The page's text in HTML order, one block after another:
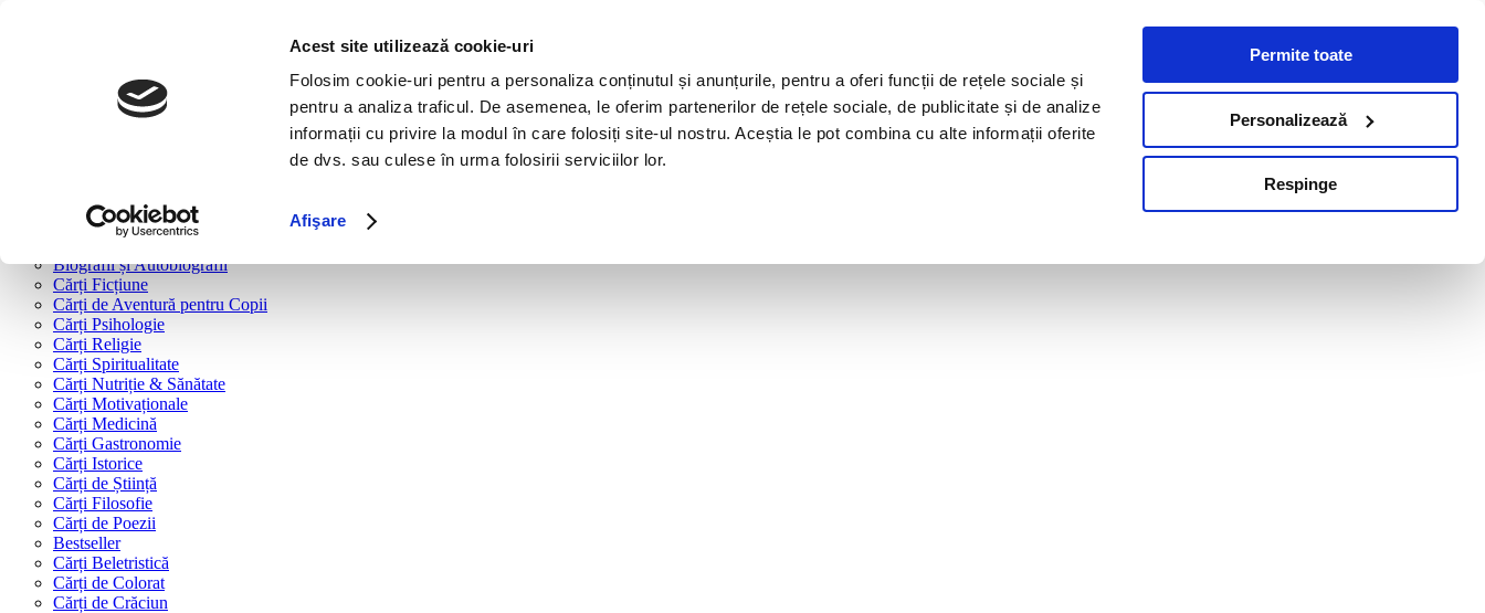
Acest site utilizează cookie-uri
Folosim cookie-uri pentru a personaliza conținutul și anunțurile, pentru a oferi funcții de rețele sociale și
pentru a analiza traficul. De asemenea, le oferim partenerilor de rețele sociale, de publicitate și de analize
informații cu privire la modul în care folosiți site-ul nostru. Aceștia le pot combina cu alte informații oferite
de dvs. sau culese în urma folosirii serviciilor lor.
Afişare
Permite toate
Personalizează
Respinge
Cărți după tipologie
Cărți Dezvoltare Personală
Cărți Familie & Cuplu
Biografii și Autobiografii
Cărți Ficțiune
Cărți de Aventură pentru Copii
Cărți Psihologie
Cărți Religie
Cărți Spiritualitate
Cărți Nutriție & Sănătate
Cărți Motivaționale
Cărți Medicină
Cărți Gastronomie
Cărți Istorice
Cărți de Știință
Cărți Filosofie
Cărți de Poezii
Bestseller
Cărți Beletristică
Cărți de Colorat
Cărți de Crăciun